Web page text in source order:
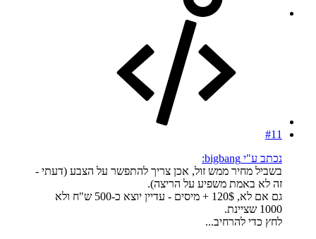
#11
נכתב ע"י bigbang:
בשביל מחיר ממש זול, אכן צריך להתפשר על הצבע (דעתי -
זה לא באמת משפיע על הריצה).
גם אם לא, 120$ + מיסים - עדיין יוצא כ-500 ש"ח ולא
1000 שציינת.
לחץ כדי להרחיב...